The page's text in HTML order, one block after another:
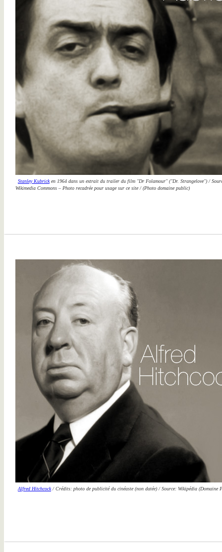
Stanley Kubricken 1964 dans un extrait du trailer du film "Dr Folamour" ("Dr. Strangelove") /
Wikimedia Commons – Photo recadrée pour usage sur ce site / (Photo domaine public)
Alfred Hitchcock/ Crédits: photo de publicité du cinéaste (non datée) / Source: Wikipédia (Domaine